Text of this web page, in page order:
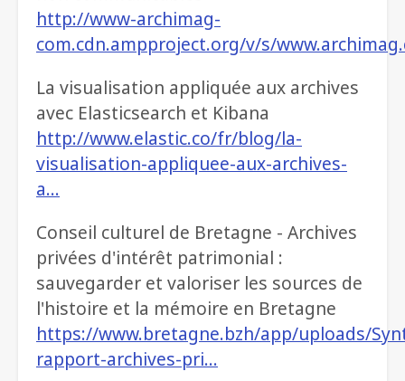
http://www-archimag-
com.cdn.ampproject.org/v/s/
La visualisation appliquée aux archives
avec Elasticsearch et Kibana
http://www.elastic.co/fr/blog/la-
visualisation-appliquee-aux-archives-
a…
Conseil culturel de Bretagne - Archives
privées d'intérêt patrimonial :
sauvegarder et valoriser les sources de
l'histoire et la mémoire en Bretagne
https://www.bretagne.bzh/app/uploads/
rapport-archives-pri…